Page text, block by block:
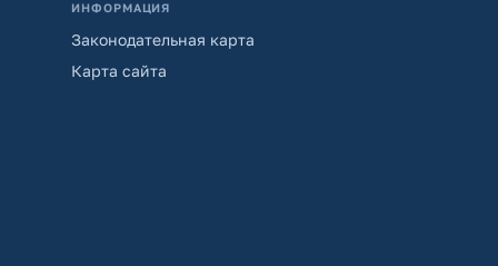
ИНФОРМАЦИЯ
Законодательная карта
Карта сайта